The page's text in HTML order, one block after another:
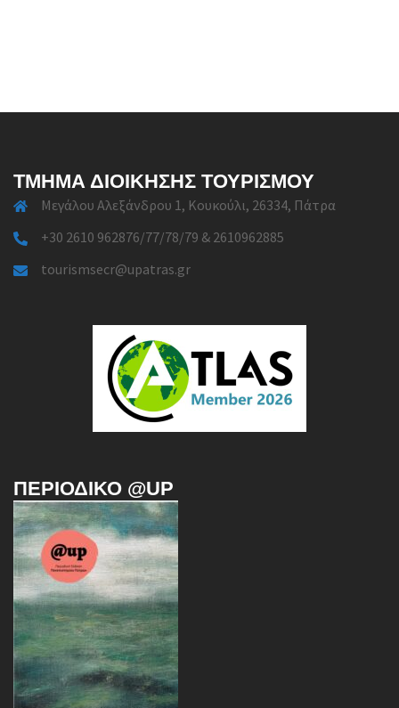
ΤΜΉΜΑ ΔΙΟΊΚΗΣΗΣ ΤΟΥΡΙΣΜΟΎ
Μεγάλου Αλεξάνδρου 1, Κουκούλι, 26334, Πάτρα
+30 2610 962876/77/78/79 & 2610962885
tourismsecr@upatras.gr
ΠΕΡΙΟΔΙΚΌ @UP